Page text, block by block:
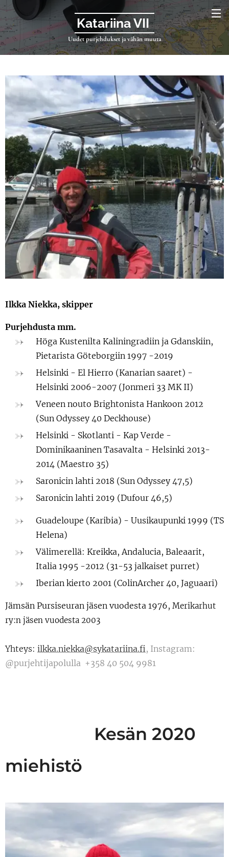
Katariina VII
Uudet purjehdukset ja vähän muuta
Ilkka Niekka, skipper
Purjehdusta mm.
Höga Kustenilta Kaliningradiin ja Gdanskiin,
Pietarista Göteborgiin 1997 -2019
Helsinki - El Hierro (Kanarian saaret) -
Helsinki 2006-2007 (Jonmeri 33 MK II)
Veneen nouto Brightonista Hankoon 2012
(Sun Odyssey 40 Deckhouse)
Helsinki - Skotlanti - Kap Verde -
Dominikaaninen Tasavalta - Helsinki 2013-
2014 (Maestro 35)
Saronicin lahti 2018 (Sun Odyssey 47,5)
Saronicin lahti 2019 (Dufour 46,5)
Guadeloupe (Karibia) - Uusikaupunki 1999 (TS
Helena)
Välimerellä: Kreikka, Andalucia, Baleaarit,
Italia 1995 -2012 (31-53 jalkaiset purret)
Iberian kierto 2001 (ColinArcher 40, Jaguaari)
Jämsän Pursiseuran jäsen vuodesta 1976, Merikarhut
ry:n jäsen vuodesta 2003
Yhteys: ilkka.niekka@sykatariina.fi , Instagram:
@purjehtijapolulla +358 40 504 9981
Kesän 2020
miehistö